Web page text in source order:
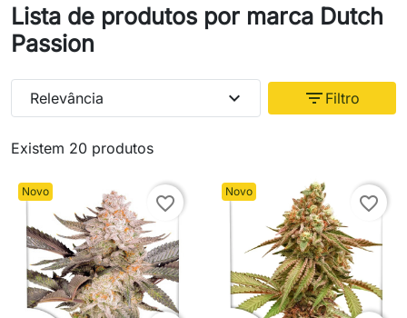
Lista de produtos por marca Dutch
Passion
Existem 20 produtos
Relevância expand_more filter_list Filtro
Novo
favorite_border
Novo
favorite_border